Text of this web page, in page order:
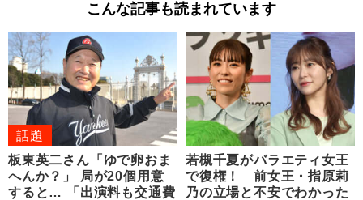
こんな記事も読まれています
話題
板東英二さん「ゆで卵おま
へんか？」 局が20個用意
すると… 「出演料も交通費
若槻千夏がバラエティ女王
で復権！ 前女王・指原莉
乃の立場と不安でわかった